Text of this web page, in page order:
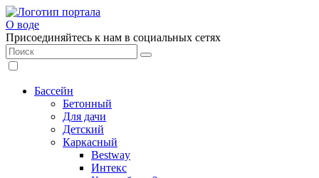
О воде
Присоединяйтесь к нам в социальных сетях
Бассейн
Бетонный
Для дачи
Детский
Каркасный
Bestway
Интекс